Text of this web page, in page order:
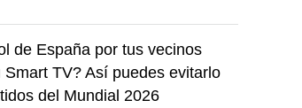
de España por tus vecinos
TV? Así puedes evitarlo
del Mundial 2026